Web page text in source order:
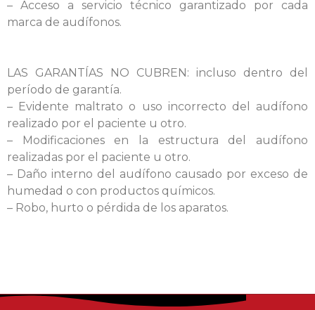
– Acceso a servicio técnico garantizado por cada
marca de audífonos.
LAS GARANTÍAS NO CUBREN: incluso dentro del
período de garantía.
– Evidente maltrato o uso incorrecto del audífono
realizado por el paciente u otro.
– Modificaciones en la estructura del audífono
realizadas por el paciente u otro.
– Daño interno del audífono causado por exceso de
humedad o con productos químicos.
– Robo, hurto o pérdida de los aparatos.